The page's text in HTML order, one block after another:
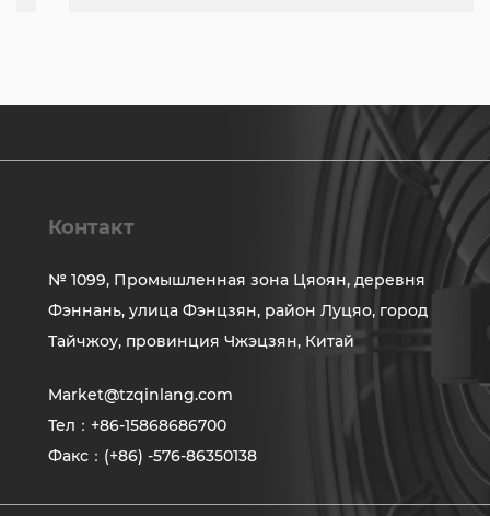
Контакт
№ 1099, Промышленная зона Цяоян, деревня
Фэннань, улица Фэнцзян, район Луцяо, город
Тайчжоу, провинция Чжэцзян, Китай
Market@tzqinlang.com
Тел：+86-15868686700
Факс：(+86) -576-86350138